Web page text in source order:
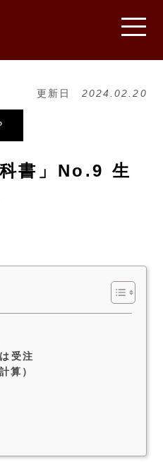
更新日 2024.02.20
書」No.9 生
受注
算）